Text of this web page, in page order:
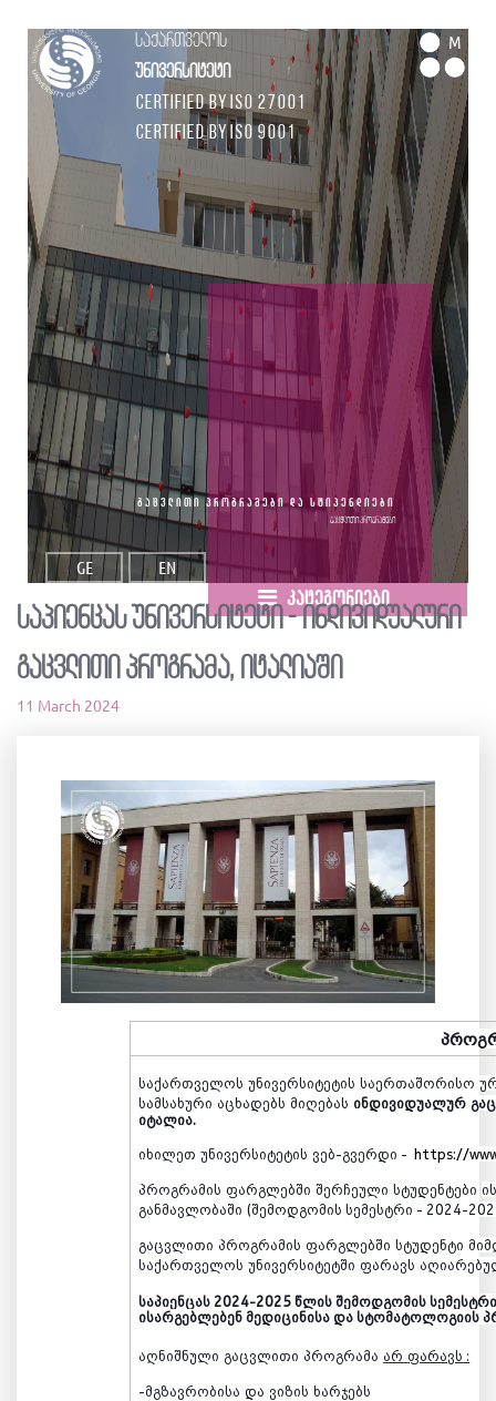
საქართველოს
უნივერსიტეტი
Certified by ISO 27001
Certified by ISO 9001
M
GE EN
გაცვლითი პროგრამები და სტიპენდიები
გაცვლითი პროგრამები
კატეგორიები
საპიენცას უნივერსიტეტი - ინდივიდუალური
გაცვლითი პროგრამა, იტალიაში
11 March 2024
საქართველოს უნივერსიტეტის საერთაშორისო
სამსახური აცხადებს მიღებას ინდივიდუალურ
იტალია.
იხილეთ უნივერსიტეტის ვებ-გვერდი - https://
პროგრამის ფარგლებში შერჩეული სტუდენტები
განმავლობაში (შემოდგომისსემესტრი - 2024-
გაცვლითი პროგრამის ფარგლებში სტუდენტი
საქართველოს უნივერსიტეტში ფარავს
საპიენცას 2024-2025 წლის შემოდგომის
ისარგებლებენ მედიცინისა და სტომატოლოგიის
აღნიშნული გაცვლითი პროგრამა არ ფარავს :
-მგზავრობისა და ვიზის ხარჯებს